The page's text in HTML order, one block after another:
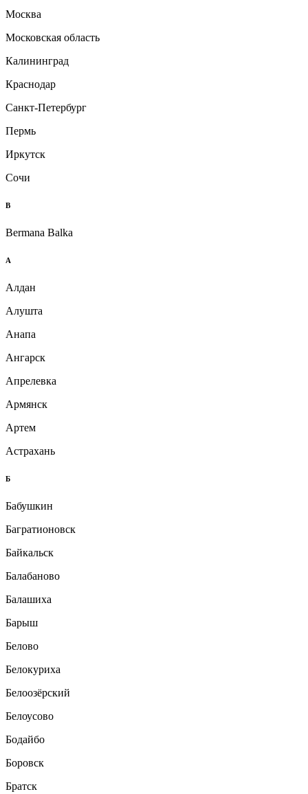
Москва
Московская область
Калининград
Краснодар
Санкт-Петербург
Пермь
Иркутск
Сочи
B
Bermana Balka
А
Алдан
Алушта
Анапа
Ангарск
Апрелевка
Армянск
Артем
Астрахань
Б
Бабушкин
Багратионовск
Байкальск
Балабаново
Балашиха
Барыш
Белово
Белокуриха
Белоозёрский
Белоусово
Бодайбо
Боровск
Братск